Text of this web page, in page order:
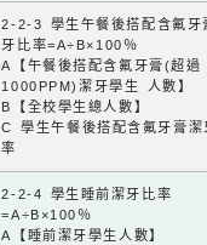
2-2-3 學生午餐後搭配含氟牙
牙比率=A÷B×100％
A【午餐後搭配含氟牙膏(超過
1000PPM)潔牙學生 人數】
B【全校學生總人數】
C 學生午餐後搭配含氟牙膏潔
率
2-2-4 學生睡前潔牙比率
=A÷B×100％
A【睡前潔牙學生人數】